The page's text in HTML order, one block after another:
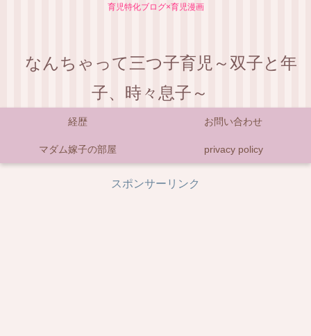
育児特化ブログ×育児漫画
なんちゃって三つ子育児～双子と年
子、時々息子～
経歴 お問い合わせ
マダム嫁子の部屋 privacy policy
スポンサーリンク